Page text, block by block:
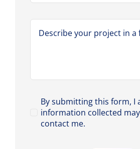
By submitting this form, I
information collected
contact me.